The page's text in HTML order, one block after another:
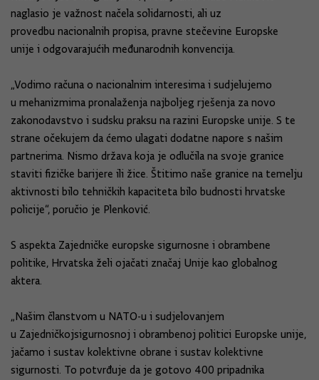
naglasio je važnost načela solidarnosti, ali uz
provedbu nacionalnih propisa, pravne stečevine Europske
unije i odgovarajućih međunarodnih konvencija.
„Vodimo računa o nacionalnim interesima i sudjelujemo
u mehanizmima pronalaženja najboljeg rješenja za novo
zakonodavstvo i sudsku praksu na razini Europske unije. S te
strane očekujem da ćemo ulagati dodatne napore s našim
partnerima. Nismo država koja je odlučila na svoje granice
staviti fizičke barijere ili žice. Štitimo naše granice na temelju
aktivnosti bilo tehničkih kapaciteta bilo budnosti hrvatske
policije“, poručio je Plenković.
S aspekta Zajedničke europske sigurnosne i obrambene
politike, Hrvatska želi ojačati značaj Unije kao globalnog
aktera.
„Našim članstvom u NATO-u i sudjelovanjem
u Zajedničkojsigurnosnoj i obrambenoj politici Europske unije,
jačamo i sustav kolektivne obrane i sustav kolektivne
sigurnosti. To potvrđuje da je gotovo 400 pripadnika